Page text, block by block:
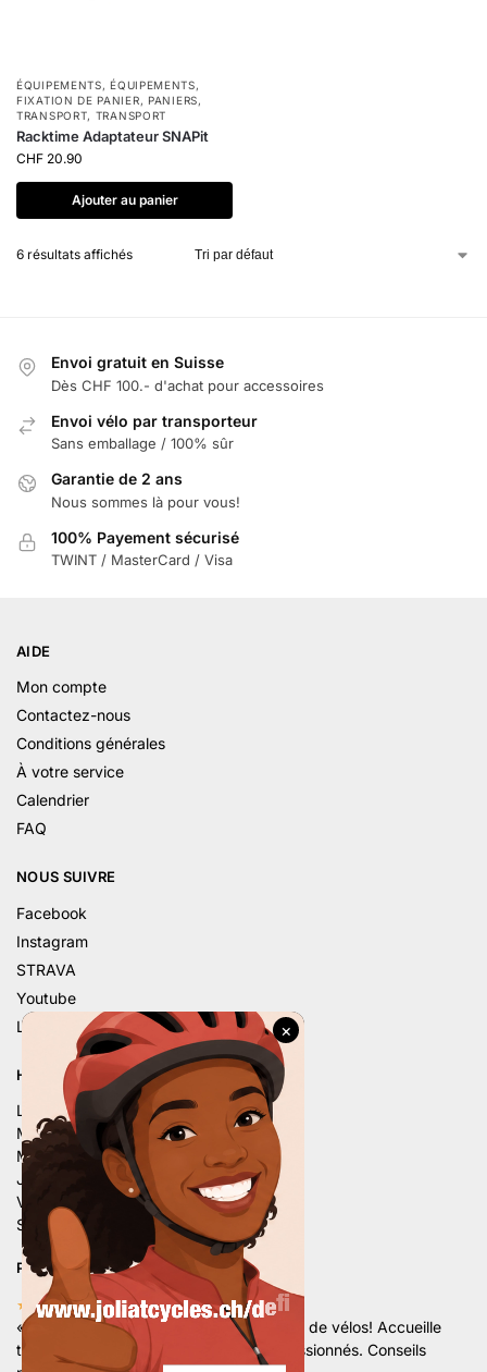
ÉQUIPEMENTS, ÉQUIPEMENTS,
FIXATION DE PANIER, PANIERS,
TRANSPORT, TRANSPORT
Racktime Adaptateur SNAPit
CHF 20.90
Ajouter au panier
6 résultats affichés
Envoi gratuit en Suisse
Dès CHF 100.- d'achat pour accessoires
Envoi vélo par transporteur
Sans emballage / 100% sûr
Garantie de 2 ans
Nous sommes là pour vous!
100% Payement sécurisé
TWINT / MasterCard / Visa
AIDE
Mon compte
Contactez-nous
Conditions générales
À votre service
Calendrier
FAQ
NOUS SUIVRE
Facebook
Instagram
STRAVA
Youtube
Linkedin
HORAIRE D’ÉTÉ
Lu. – 9h – 12h | 14h – 18h
Ma. – 9h – 12h | 14h – 18h
Me. – 9h – 12h | 14h – 18h
Je. – 9h – 12h | 14h – 18h
Ve. – 9h – 12h | 14h – 18h
Sa. – 9h – 12h | 13h30 – 16h
PLUS DE 80 AVIS 5 ÉTOILES
★★★★★
«
Superbe magasin avec un grand choix de vélos! Accueille
très sympathique par une équipe de passionnés. Conseils